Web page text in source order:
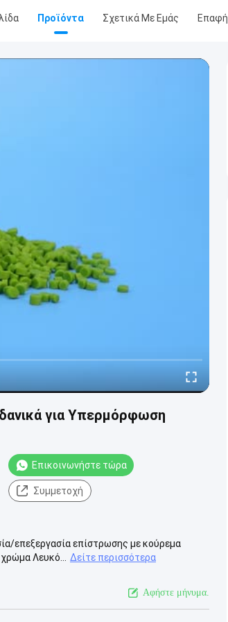
Προϊόντα Σχετικά Με Εμάς Επαφή
για Υπερμόρφωση
Επικοινωνήστε τώρα
Συμμετοχή
επεξεργασία επίστρωσης με κούρεμα
Λευκό...
Δείτε περισσότερα
Αφήστε μήνυμα.